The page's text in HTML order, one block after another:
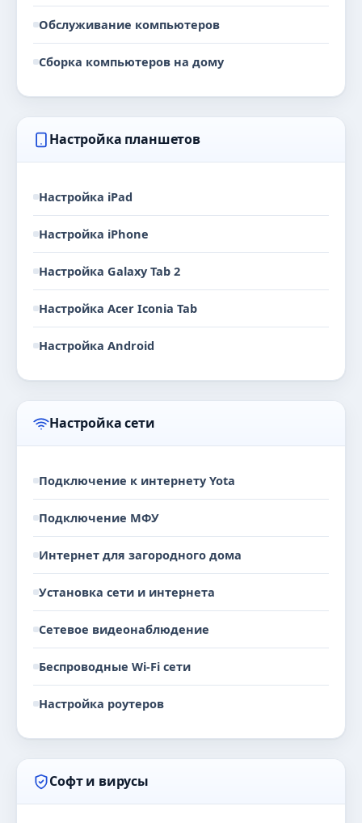
Обслуживание компьютеров
Сборка компьютеров на дому
Настройка планшетов
Настройка iPad
Настройка iPhone
Настройка Galaxy Tab 2
Настройка Acer Iconia Tab
Настройка Android
Настройка сети
Подключение к интернету Yota
Подключение МФУ
Интернет для загородного дома
Установка сети и интернета
Сетевое видеонаблюдение
Беспроводные Wi-Fi сети
Настройка роутеров
Софт и вирусы